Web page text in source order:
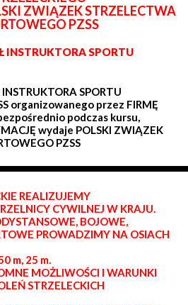
ZWIĄZEK STRZELECTWA
PZSS
INSTRUKTORA SPORTU
SPORTU
organizowanego przez FIRMĘ
podczas kursu,
wydaje POLSKI ZWIĄZEK
PZSS
REALIZUJEMY
CYWILNEJ W KRAJU.
BOJOWE,
PROWADZIMY NA OSIACH
m, 25 m.
MOŻLIWOŚCI I WARUNKI
STRZELECKICH